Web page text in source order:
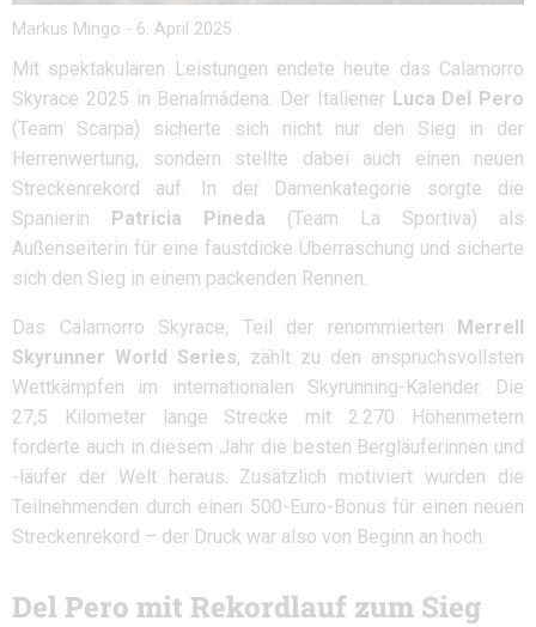
Markus Mingo - 6. April 2025
Mit spektakulären Leistungen endete heute das Calamorro
Skyrace 2025 in Benalmádena. Der Italiener Luca Del Pero
(Team Scarpa) sicherte sich nicht nur den Sieg in der
Herrenwertung, sondern stellte dabei auch einen neuen
Streckenrekord auf. In der Damenkategorie sorgte die
Spanierin Patricia Pineda (Team La Sportiva) als
Außenseiterin für eine faustdicke Überraschung und sicherte
sich den Sieg in einem packenden Rennen.
Das Calamorro Skyrace, Teil der renommierten Merrell
Skyrunner World Series, zählt zu den anspruchsvollsten
Wettkämpfen im internationalen Skyrunning-Kalender. Die
27,5 Kilometer lange Strecke mit 2.270 Höhenmetern
forderte auch in diesem Jahr die besten Bergläuferinnen und
-läufer der Welt heraus. Zusätzlich motiviert wurden die
Teilnehmenden durch einen 500-Euro-Bonus für einen neuen
Streckenrekord – der Druck war also von Beginn an hoch.
Del Pero mit Rekordlauf zum Sieg